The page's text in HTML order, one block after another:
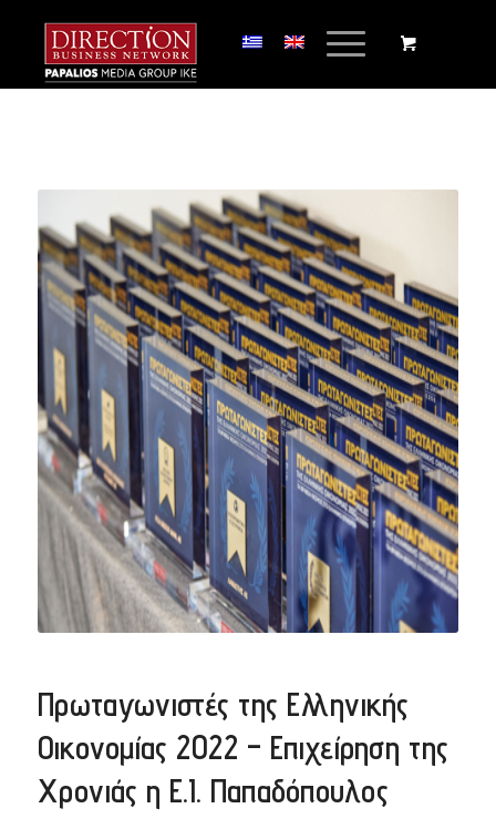
Πρωταγωνιστές της Ελληνικής
Οικονομίας 2022 – Επιχείρηση της
Χρονιάς η Ε.Ι. Παπαδόπουλος